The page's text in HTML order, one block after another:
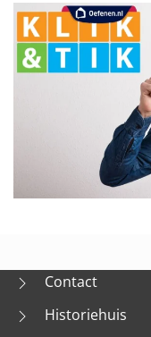
Contact
Historiehuis